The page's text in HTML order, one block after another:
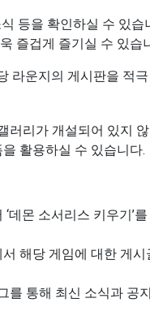
등을 확인하실 수 있습
즐겁게 즐기실 수 있습
라운지의 게시판을 적
러리가 개설되어 있지
활용하실 수 있습니다.
데몬 소서리스 키우기’
해당 게임에 대한 게
를 통해 최신 소식과 공